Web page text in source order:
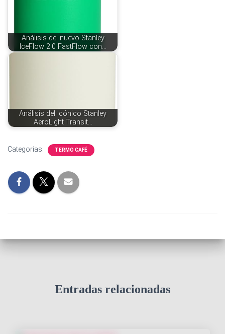
Análisis del nuevo Stanley
IceFlow 2.0 FastFlow con…
Análisis del icónico Stanley
AeroLight Transit…
Categorías: TERMO CAFÉ
Entradas relacionadas